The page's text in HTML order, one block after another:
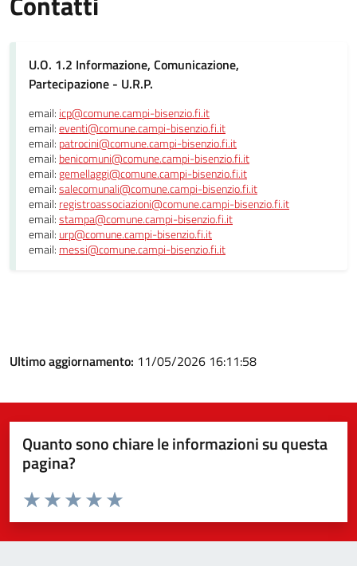
U.O. 1.2 Informazione, Comunicazione,
Partecipazione - U.R.P.
email: icp@comune.campi-bisenzio.fi.it
email:eventi@comune.campi-bisenzio.fi.it
email: patrocini@comune.campi-bisenzio.fi.it
email: benicomuni@comune.campi-bisenzio.fi.it
email:gemellaggi@comune.campi-bisenzio.fi.it
email:salecomunali@comune.campi-bisenzio.fi.it
email: registroassociazioni@comune.campi-bisenzio.fi.it
email:stampa@comune.campi-bisenzio.fi.it
email: urp@comune.campi-bisenzio.fi.it
email: messi@comune.campi-bisenzio.fi.it
Ultimo aggiornamento: 11/05/2026 16:11:58
Quanto sono chiare le informazioni su questa
pagina?
Valuta da 1 a 5 stelle la pagina
Valuta 5 stelle su 5
Valuta 4 stelle su 5
Valuta 3 stelle su 5
Valuta 2 stelle su 5
Valuta 1 stelle su 5